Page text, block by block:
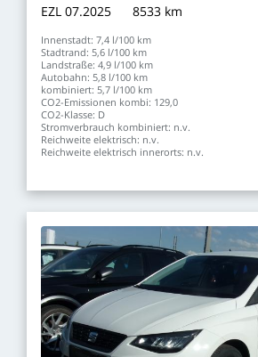
EZL 07.2025 8533 km
Innenstadt: 7,4 l/100 km
Stadtrand: 5,6 l/100 km
Landstraße: 4,9 l/100 km
Autobahn: 5,8 l/100 km
kombiniert: 5,7 l/100 km
CO2-Emissionen kombi: 129,0
CO2-Klasse: D
Stromverbrauch kombiniert: n.v.
Reichweite elektrisch: n.v.
Reichweite elektrisch innerorts: n.v.